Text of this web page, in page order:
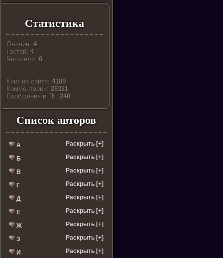
Статистика
Онлайн:4
Гостей:4
Читатели:0
Книг на сайте:4189
Комментарии:28321
Cообщения в ГК:240
Список авторов
А Раскрыть [+]
Б Раскрыть [+]
В Раскрыть [+]
Г Раскрыть [+]
Д Раскрыть [+]
Е Раскрыть [+]
Ж Раскрыть [+]
З Раскрыть [+]
И Раскрыть [+]